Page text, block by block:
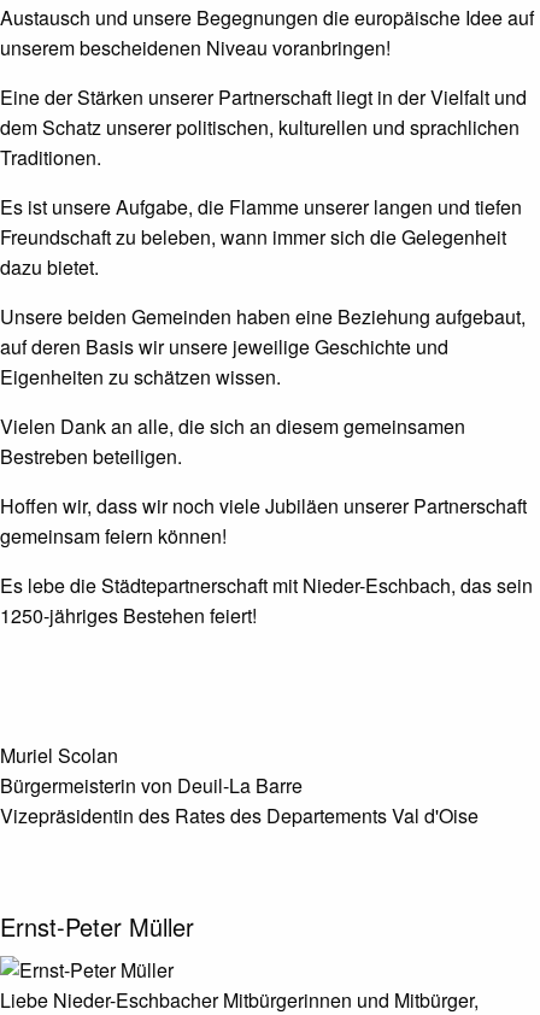
Austausch und unsere Begegnungen die europäische Idee auf
unserem bescheidenen Niveau voranbringen!
Eine der Stärken unserer Partnerschaft liegt in der Vielfalt und
dem Schatz unserer politischen, kulturellen und sprachlichen
Traditionen.
Es ist unsere Aufgabe, die Flamme unserer langen und tiefen
Freundschaft zu beleben, wann immer sich die Gelegenheit
dazu bietet.
Unsere beiden Gemeinden haben eine Beziehung aufgebaut,
auf deren Basis wir unsere jeweilige Geschichte und
Eigenheiten zu schätzen wissen.
Vielen Dank an alle, die sich an diesem gemeinsamen
Bestreben beteiligen.
Hoffen wir, dass wir noch viele Jubiläen unserer Partnerschaft
gemeinsam feiern können!
Es lebe die Städtepartnerschaft mit Nieder-Eschbach, das sein
1250-jähriges Bestehen feiert!
Muriel Scolan
Bürgermeisterin von Deuil-La Barre
Vizepräsidentin des Rates des Departements Val d'Oise
Ernst-Peter Müller
Liebe Nieder-Eschbacher Mitbürgerinnen und Mitbürger,